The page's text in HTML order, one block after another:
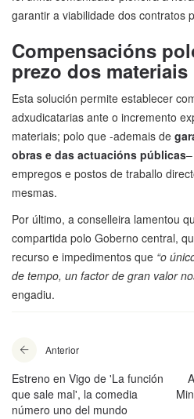
garantir a viabilidade dos contratos
Compensacións
prezo dos materiais
Esta solución permite establecer
adxudicatarias ante o incremento
materiais; polo que -ademais de
obras e das actuacións públicas
empregos e postos de traballo
mesmas.
Por último, a conselleira lamentou
compartida polo Goberno central,
recurso e impedimentos que “o
de tempo, un factor de gran valor
engadiu.
Anterior
Estreno en Vigo de 'La función
que sale mal', la comedia
número uno del mundo